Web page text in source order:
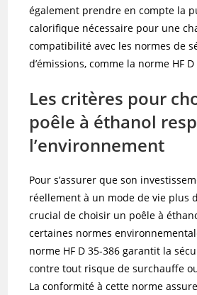
également prendre en compte la
calorifique nécessaire pour une
compatibilité avec les normes de
d’émissions, comme la norme HF D
Les critères pour
poêle à éthanol
l’environnement
Pour s’assurer que son
réellement à un mode de vie plus
crucial de choisir un poêle à
certaines normes
norme HF D 35-386 garantit la
contre tout risque de surchauffe
La conformité à cette norme